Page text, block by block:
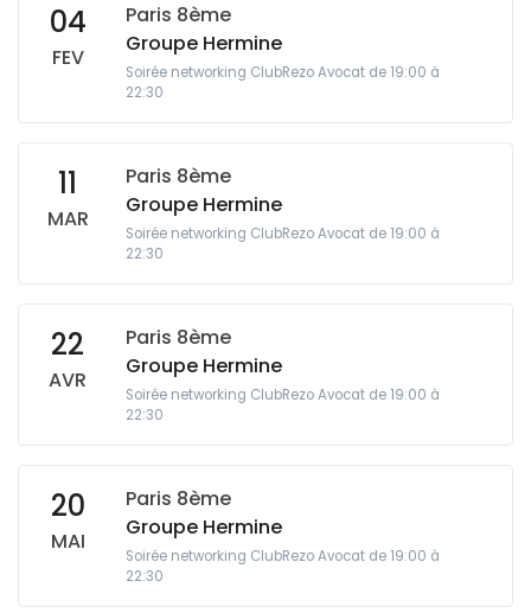
04
FEV
Paris 8ème
Groupe Hermine
Soirée networking ClubRezo Avocat de 19:00 à
22:30
11
MAR
Paris 8ème
Groupe Hermine
Soirée networking ClubRezo Avocat de 19:00 à
22:30
22
AVR
Paris 8ème
Groupe Hermine
Soirée networking ClubRezo Avocat de 19:00 à
22:30
20
MAI
Paris 8ème
Groupe Hermine
Soirée networking ClubRezo Avocat de 19:00 à
22:30